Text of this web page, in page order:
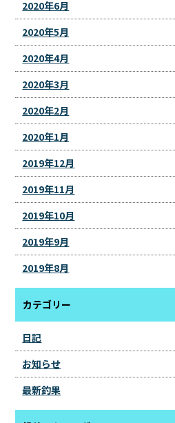
2020年6月
2020年5月
2020年4月
2020年3月
2020年2月
2020年1月
2019年12月
2019年11月
2019年10月
2019年9月
2019年8月
カテゴリー
日記
お知らせ
最新釣果